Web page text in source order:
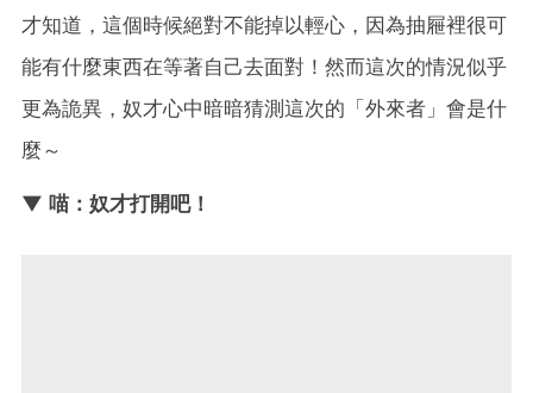
才知道，這個時候絕對不能掉以輕心，因為抽屜裡很可
能有什麼東西在等著自己去面對！然而這次的情況似乎
更為詭異，奴才心中暗暗猜測這次的「外來者」會是什
麼～
▼ 喵：奴才打開吧！